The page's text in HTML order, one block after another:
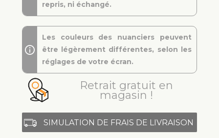
repris, ni échangé.
Les couleurs des nuanciers peuvent
être légèrement différentes, selon les
réglages de votre écran.
Retrait gratuit en
magasin !
SIMULATION DE FRAIS DE LIVRAISON